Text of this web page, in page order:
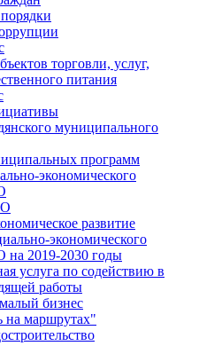
торговли, услуг,
питания
муниципального
программ
экономического
развитие
экономического
на 2019-2030 годы
услуга по содействию в
работы
бизнес
на маршрутах"